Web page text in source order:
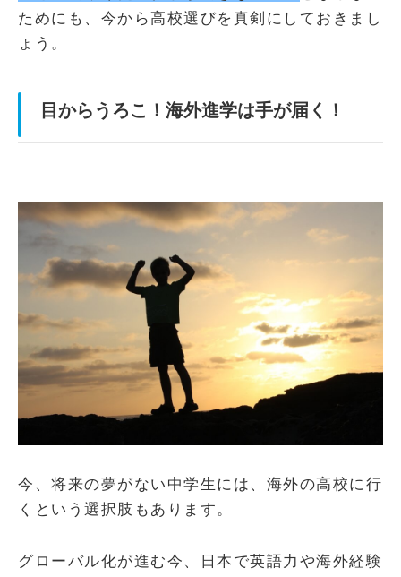
ためにも、今から高校選びを真剣にしておきまし
ょう。
目からうろこ！海外進学は手が届く！
今、将来の夢がない中学生には、海外の高校に行
くという選択肢もあります。
グローバル化が進む今、日本で英語力や海外経験